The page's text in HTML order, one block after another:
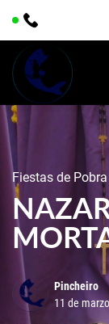
Fiestas de Pobra
Pincheiro
11 de